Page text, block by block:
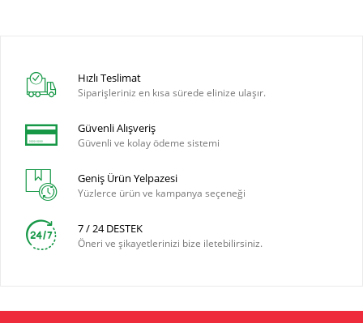
Hızlı Teslimat
Siparişleriniz en kısa sürede elinize ulaşır.
Güvenli Alışveriş
Güvenli ve kolay ödeme sistemi
Geniş Ürün Yelpazesi
Yüzlerce ürün ve kampanya seçeneği
7 / 24 DESTEK
Öneri ve şikayetlerinizi bize iletebilirsiniz.